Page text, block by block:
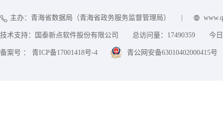
主办：青海省数据局（青海省政务服务监督管理局）
技术支持：国泰新点软件股份有限公司 总访问量： 17490359 今
备案号 ： 青ICP备17001418号-4 青公网安备63010402000415号